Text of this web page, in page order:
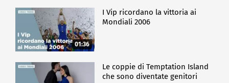
01:36
I Vip ricordano la vittoria ai
Mondiali 2006
Le coppie di Temptation Island
che sono diventate genitori